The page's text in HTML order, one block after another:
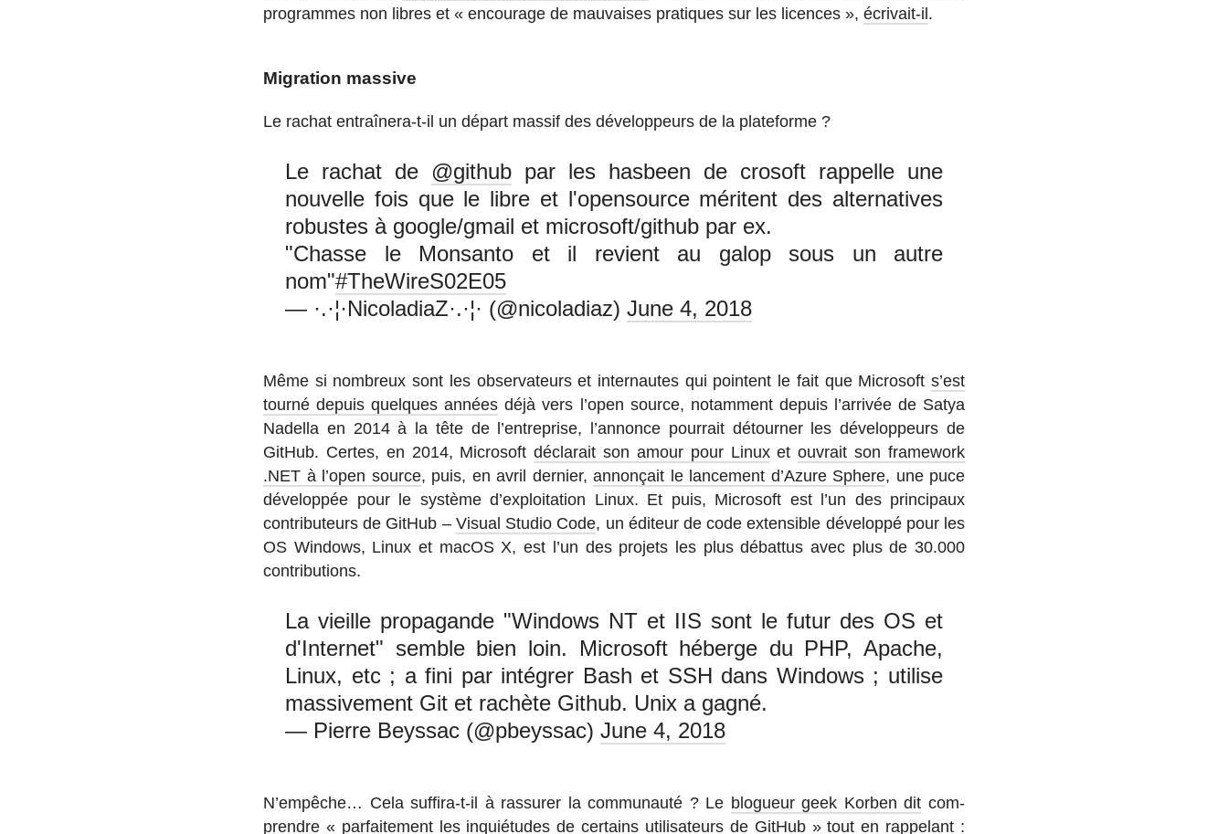
pro­grammes non libres et « en­cou­rage de mau­vaises pra­tiques sur les li­cences », écri­vait-il.
Migration massive
Le rachat en­traî­nera-t-il un départ massif des dé­ve­lop­peurs de la pla­te­forme ?
Le rachat de @github par les hasbeen de crosoft rappelle une
nouvelle fois que le libre et l'opensource méritent des alternatives
robustes à google/gmail et microsoft/github par ex.
"Chasse le Monsanto et il revient au galop sous un autre
nom"#TheWireS02E05
— ·.·¦·NicoladiaZ·.·¦· (@nicoladiaz) June 4, 2018
Même si nom­breux sont les ob­ser­va­teurs et in­ter­nautes qui pointent le fait que Mi­cro­soft s’est
tourné depuis quelques années déjà vers l’open source, no­tam­ment depuis l’ar­ri­vée de Satya
Nadella en 2014 à la tête de l’en­tre­prise, l’an­nonce pour­rait dé­tour­ner les dé­ve­lop­peurs de
GitHub. Certes, en 2014, Mi­cro­softdé­cla­rait son amour pour Linuxetouvrait son fra­me­work
.NET à l’open source, puis, en avril dernier, an­non­çait le lan­ce­ment d’Azure Sphere, une puce
dé­ve­lop­pée pour le système d’ex­ploi­ta­tion Linux. Et puis, Mi­cro­soft est l’un des prin­ci­paux
contri­bu­teurs de GitHub – Visual Studio Code, un éditeur de code ex­ten­sible dé­ve­loppé pour les
OS Windows, Linux et macOS X, est l’un des projets les plus dé­bat­tus avec plus de 30.000
contributions.
La vieille propagande "Windows NT et IIS sont le futur des OS et
d'Internet" semble bien loin. Microsoft héberge du PHP, Apache,
Linux, etc ; a fini par intégrer Bash et SSH dans Windows ; utilise
massivement Git et rachète Github. Unix a gagné.
— Pierre Beyssac (@pbeyssac) June 4, 2018
N’em­pêche… Cela suf­fira-t-il à ras­su­rer la com­mu­nauté ? Le blo­gueur geek Korben dit com­
prendre « par­fai­te­ment les in­quié­tudes de cer­tains uti­li­sa­teurs de GitHub » tout en rap­pe­lant :